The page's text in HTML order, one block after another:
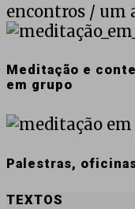
encontros / um
Meditação e
em grupo
Palestras,
TEXTOS